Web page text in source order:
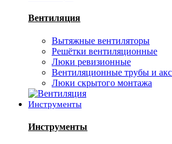
Вентиляция
Вытяжные вентиляторы
Решётки вентиляционные
Люки ревизионные
Вентиляционные трубы и
Люки скрытого монтажа
Инструменты
Инструменты